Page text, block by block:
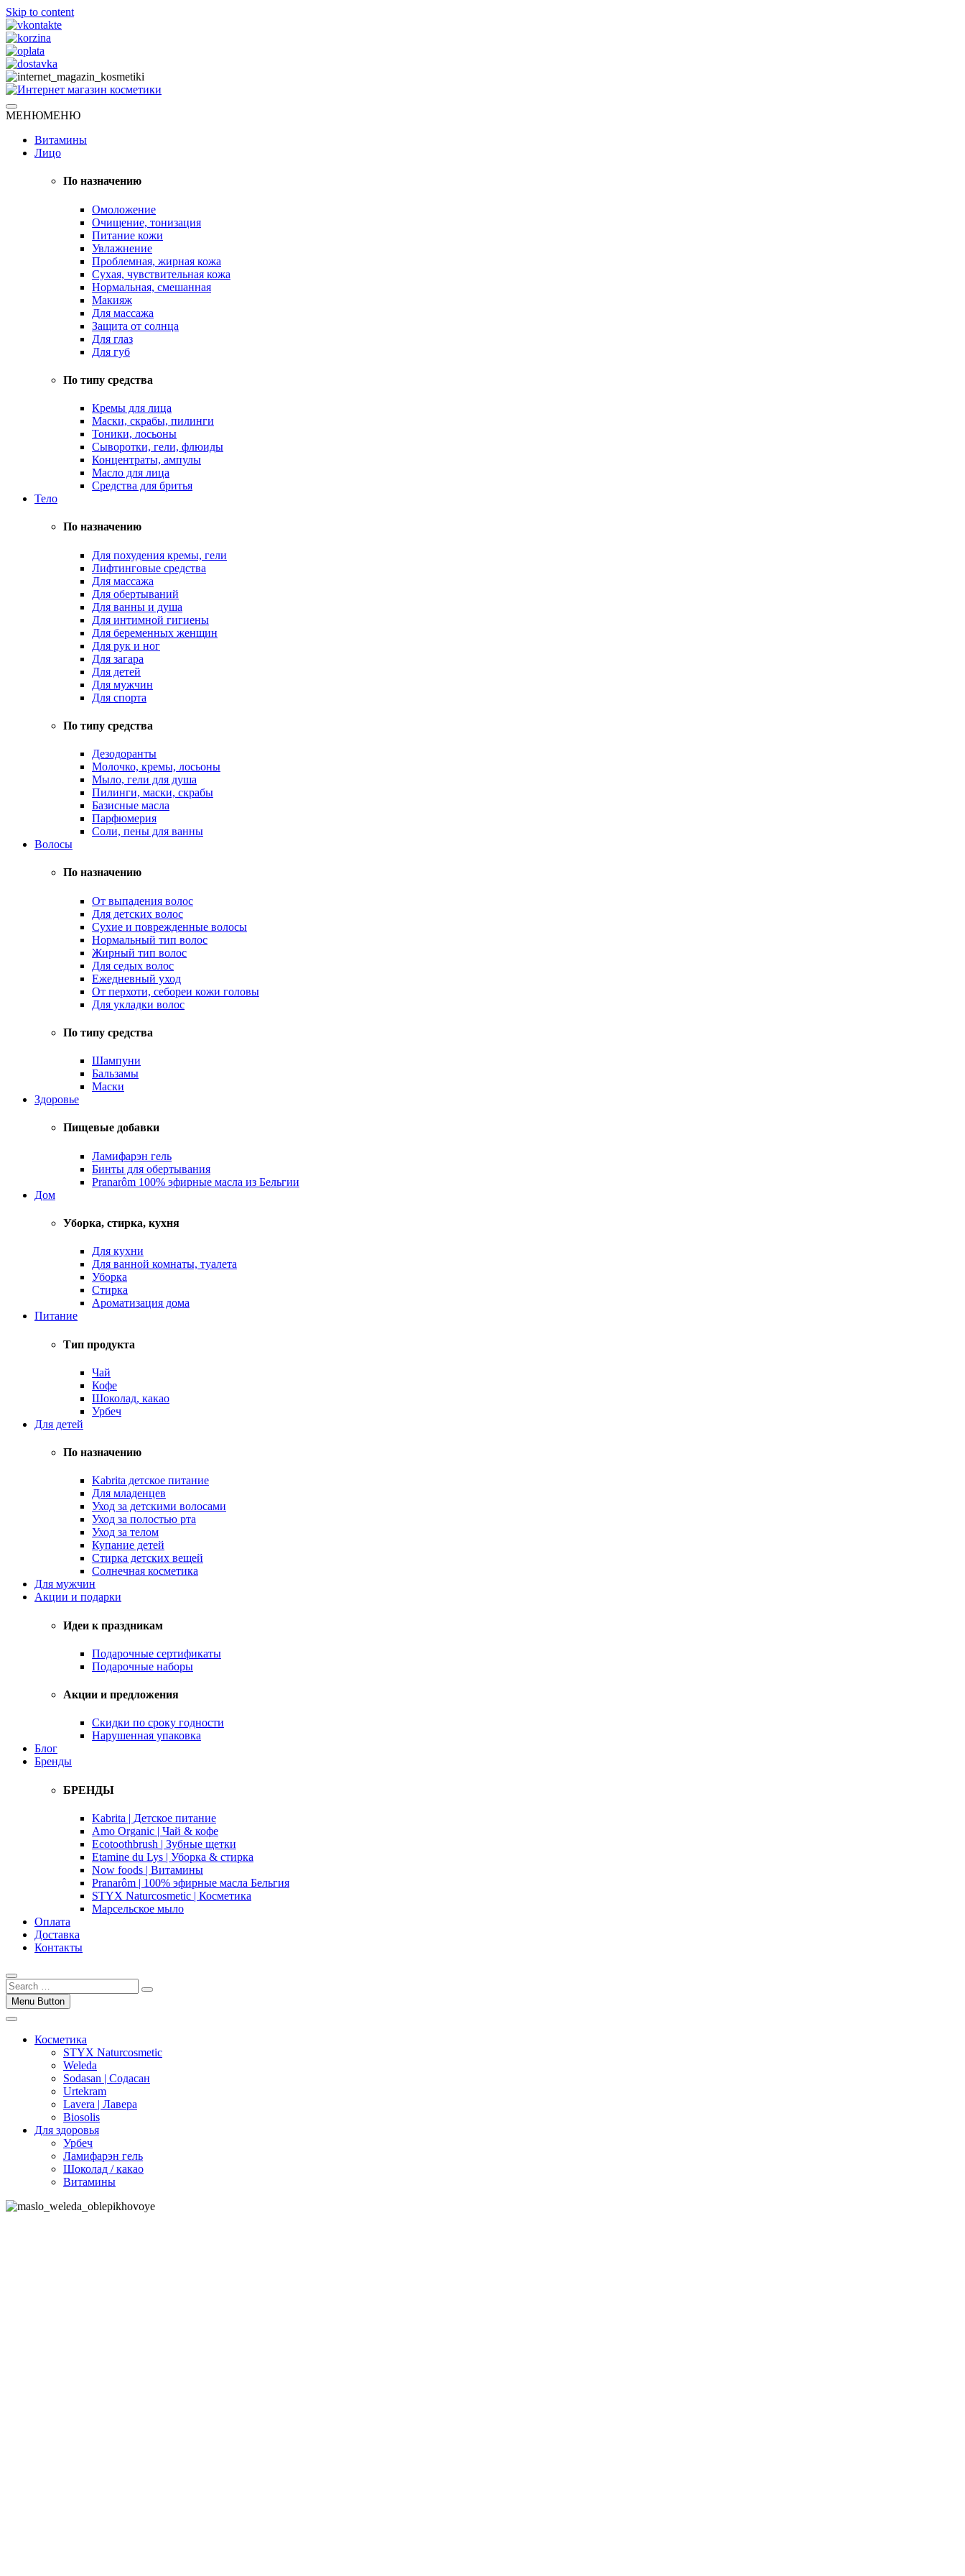
Skip to content
Интернет магазин косметики
Натуральная косметика
МЕНЮМЕНЮ
Витамины
Лицо
По назначению
Омоложение
Очищение, тонизация
Питание кожи
Увлажнение
Проблемная, жирная кожа
Сухая, чувствительная кожа
Нормальная, смешанная
Макияж
Для массажа
Защита от солнца
Для глаз
Для губ
По типу средства
Кремы для лица
Маски, скрабы, пилинги
Тоники, лосьоны
Сыворотки, гели, флюиды
Концентраты, ампулы
Масло для лица
Средства для бритья
Тело
По назначению
Для похудения кремы, гели
Лифтинговые средства
Для массажа
Для обертываний
Для ванны и душа
Для интимной гигиены
Для беременных женщин
Для рук и ног
Для загара
Для детей
Для мужчин
Для спорта
По типу средства
Дезодоранты
Молочко, кремы, лосьоны
Мыло, гели для душа
Пилинги, маски, скрабы
Базисные масла
Парфюмерия
Соли, пены для ванны
Волосы
По назначению
От выпадения волос
Для детских волос
Сухие и поврежденные волосы
Нормальный тип волос
Жирный тип волос
Для седых волос
Ежедневный уход
От перхоти, себореи кожи головы
Для укладки волос
По типу средства
Шампуни
Бальзамы
Маски
Здоровье
Пищевые добавки
Ламифарэн гель
Бинты для обертывания
Pranarôm 100% эфирные масла из Бельгии
Дом
Уборка, стирка, кухня
Для кухни
Для ванной комнаты, туалета
Уборка
Стирка
Ароматизация дома
Питание
Тип продукта
Чай
Кофе
Шоколад, какао
Урбеч
Для детей
По назначению
Kabrita детское питание
Для младенцев
Уход за детскими волосами
Уход за полостью рта
Уход за телом
Купание детей
Стирка детских вещей
Солнечная косметика
Для мужчин
Акции и подарки
Идеи к праздникам
Подарочные сертификаты
Подарочные наборы
Акции и предложения
Скидки по сроку годности
Нарушенная упаковка
Блог
Бренды
БРЕНДЫ
Kabrita | Детское питание
Amo Organic | Чай & кофе
Ecotoothbrush | Зубные щетки
Etamine du Lys | Уборка & стирка
Now foods | Витамины
Pranarôm | 100% эфирные масла Бельгия
STYX Naturcosmetic | Косметика
Марсельское мыло
Оплата
Доставка
Контакты
Menu Button
Косметика
STYX Naturcosmetic
Weleda
Sodasan | Содасан
Urtekram
Lavera | Лавера
Biosolis
Для здоровья
Урбеч
Ламифарэн гель
Шоколад / какао
Витамины